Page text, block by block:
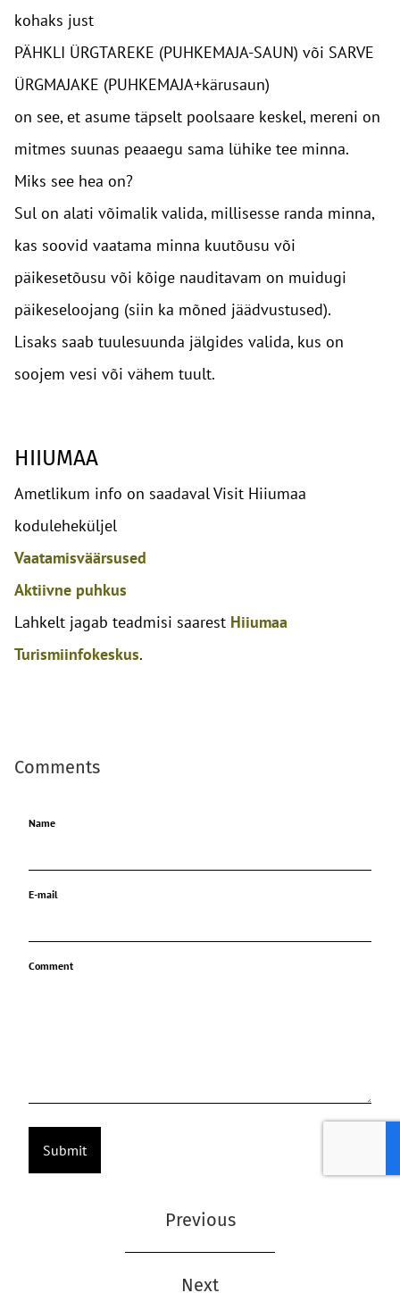
kohaks just
PÄHKLI ÜRGTAREKE (PUHKEMAJA-SAUN) või SARVE
ÜRGMAJAKE (PUHKEMAJA+kärusaun)
on see, et asume täpselt poolsaare keskel, mereni on
mitmes suunas peaaegu sama lühike tee minna.
Miks see hea on?
Sul on alati võimalik valida, millisesse randa minna,
kas soovid vaatama minna kuutõusu või
päikesetõusu või kõige nauditavam on muidugi
päikeseloojang (siin ka mõned jäädvustused).
Lisaks saab tuulesuunda jälgides valida, kus on
soojem vesi või vähem tuult.
HIIUMAA
Ametlikum info on saadaval Visit Hiiumaa
koduleheküljel
Vaatamisväärsused
Aktiivne puhkus
Lahkelt jagab teadmisi saarest Hiiumaa
Turismiinfokeskus.
Comments
Name
E-mail
Comment
Previous
Next